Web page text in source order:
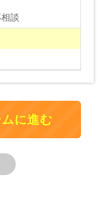
談
に進む